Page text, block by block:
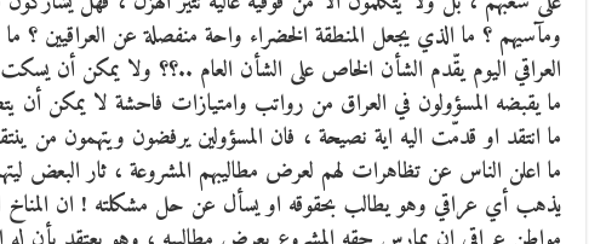
ومآسيهم ؟ ما الذي يجعل المنطقة الخضراء واحة منفصلة عن العراقيين ؟
العراقي اليوم يقّدم الشأن الخاص على الشأن العام ..؟؟ ولا يمكن أن
ما يقبضه المسؤولون في العراق من رواتب وامتيازات فاحشة لا يمكن أن
ما انتقد او قدمّت اليه اية نصيحة ، فان المسؤولين يرفضون ويتهمون من
ما اعلن الناس عن تظاهرات لهم لعرض مطاليبهم المشروعة ، ثار البعض
يذهب أي عراقي وهو يطالب بحقوقه او يسأل عن حل مشكلته ! ان المناخ